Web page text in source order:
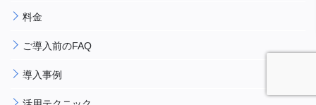
料金
ご導入前のFAQ
導入事例